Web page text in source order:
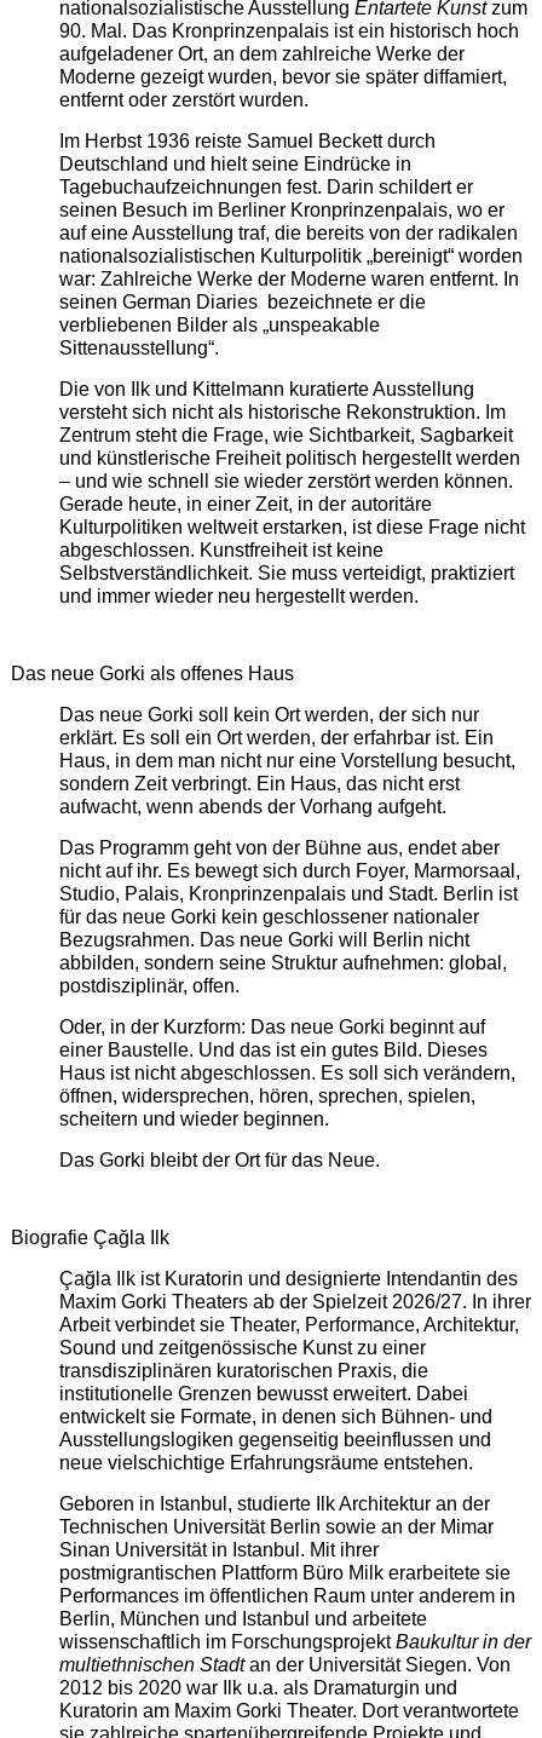
nationalsozialistische Ausstellung Entartete Kunstzum
90. Mal. Das Kronprinzenpalais ist ein historisch hoch
aufgeladener Ort, an dem zahlreiche Werke der
Moderne gezeigt wurden, bevor sie später diffamiert,
entfernt oder zerstört wurden.
Im Herbst 1936 reiste Samuel Beckett durch
Deutschland und hielt seine Eindrücke in
Tagebuchaufzeichnungen fest. Darin schildert er
seinen Besuch im Berliner Kronprinzenpalais, wo er
auf eine Ausstellung traf, die bereits von der radikalen
nationalsozialistischen Kulturpolitik „bereinigt“ worden
war: Zahlreiche Werke der Moderne waren entfernt. In
seinen German Diaries bezeichnete er die
verbliebenen Bilder als „unspeakable
Sittenausstellung“.
Die von Ilk und Kittelmann kuratierte Ausstellung
versteht sich nicht als historische Rekonstruktion. Im
Zentrum steht die Frage, wie Sichtbarkeit, Sagbarkeit
und künstlerische Freiheit politisch hergestellt werden
– und wie schnell sie wieder zerstört werden können.
Gerade heute, in einer Zeit, in der autoritäre
Kulturpolitiken weltweit erstarken, ist diese Frage nicht
abgeschlossen. Kunstfreiheit ist keine
Selbstverständlichkeit. Sie muss verteidigt, praktiziert
und immer wieder neu hergestellt werden.
Das neue Gorki als offenes Haus
Das neue Gorki soll kein Ort werden, der sich nur
erklärt. Es soll ein Ort werden, der erfahrbar ist. Ein
Haus, in dem man nicht nur eine Vorstellung besucht,
sondern Zeit verbringt. Ein Haus, das nicht erst
aufwacht, wenn abends der Vorhang aufgeht.
Das Programm geht von der Bühne aus, endet aber
nicht auf ihr. Es bewegt sich durch Foyer, Marmorsaal,
Studio, Palais, Kronprinzenpalais und Stadt. Berlin ist
für das neue Gorki kein geschlossener nationaler
Bezugsrahmen. Das neue Gorki will Berlin nicht
abbilden, sondern seine Struktur aufnehmen: global,
postdisziplinär, offen.
Oder, in der Kurzform: Das neue Gorki beginnt auf
einer Baustelle. Und das ist ein gutes Bild. Dieses
Haus ist nicht abgeschlossen. Es soll sich verändern,
öffnen, widersprechen, hören, sprechen, spielen,
scheitern und wieder beginnen.
Das Gorki bleibt der Ort für das Neue.
Biografie Çağla Ilk
Çağla Ilk ist Kuratorin und designierte Intendantin des
Maxim Gorki Theaters ab der Spielzeit 2026/27. In ihrer
Arbeit verbindet sie Theater, Performance, Architektur,
Sound und zeitgenössische Kunst zu einer
transdisziplinären kuratorischen Praxis, die
institutionelle Grenzen bewusst erweitert. Dabei
entwickelt sie Formate, in denen sich Bühnen- und
Ausstellungslogiken gegenseitig beeinflussen und
neue vielschichtige Erfahrungsräume entstehen.
Geboren in Istanbul, studierte Ilk Architektur an der
Technischen Universität Berlin sowie an der Mimar
Sinan Universität in Istanbul. Mit ihrer
postmigrantischen Plattform Büro Milk erarbeitete sie
Performances im öffentlichen Raum unter anderem in
Berlin, München und Istanbul und arbeitete
wissenschaftlich im ForschungsprojektBaukultur in der
multiethnischen Stadtan der Universität Siegen. Von
2012 bis 2020 war Ilk u.a. als Dramaturgin und
Kuratorin am Maxim Gorki Theater. Dort verantwortete
sie zahlreiche spartenübergreifende Projekte und